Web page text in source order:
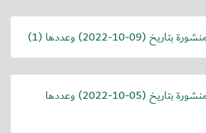
بتاريخ (2022-10-09) وعددها (1)
بتاريخ (2022-10-05) وعددها